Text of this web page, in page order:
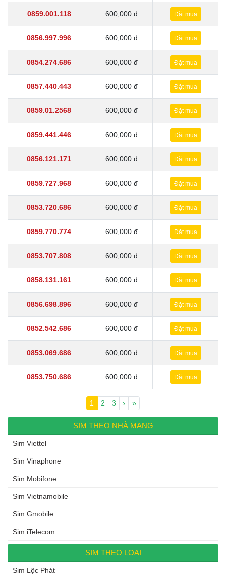
0859.001.118 600,000 đ Đặt mua
0856.997.996 600,000 đ Đặt mua
0854.274.686 600,000 đ Đặt mua
0857.440.443 600,000 đ Đặt mua
0859.01.2568 600,000 đ Đặt mua
0859.441.446 600,000 đ Đặt mua
0856.121.171 600,000 đ Đặt mua
0859.727.968 600,000 đ Đặt mua
0853.720.686 600,000 đ Đặt mua
0859.770.774 600,000 đ Đặt mua
0853.707.808 600,000 đ Đặt mua
0858.131.161 600,000 đ Đặt mua
0856.698.896 600,000 đ Đặt mua
0852.542.686 600,000 đ Đặt mua
0853.069.686 600,000 đ Đặt mua
0853.750.686 600,000 đ Đặt mua
Current Page
1 Page
2 Page
3 › »
SIM THEO NHÀ MẠNG
Sim Viettel
Sim Vinaphone
Sim Mobifone
Sim Vietnamobile
Sim Gmobile
Sim iTelecom
SIM THEO LOẠI
Sim Lộc Phát